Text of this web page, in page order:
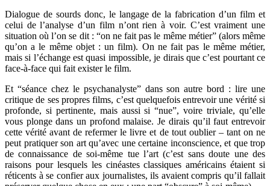
Dialogue de sourds donc, le langage de la fabrication d’un film et
celui de l’analyse d’un film n’ont rien à voir. C’est vraiment une
situation où l’on se dit : “on ne fait pas le même métier” (alors même
qu’on a le même objet : un film). On ne fait pas le même métier,
mais si l’échange est quasi impossible, je dirais que c’est pourtant ce
face-à-face qui fait exister le film.
Et “séance chez le psychanalyste” dans son autre bord : lire une
critique de ses propres films, c’est quelquefois entrevoir une vérité si
profonde, si pertinente, mais aussi si “nue”, voire triviale, qu’elle
vous plonge dans un profond malaise. Je dirais qu’il faut entrevoir
cette vérité avant de refermer le livre et de tout oublier – tant on ne
peut pratiquer son art qu’avec une certaine inconscience, et que trop
de connaissance de soi-même tue l’art (c’est sans doute une des
raisons pour lesquels les cinéastes classiques américains étaient si
réticents à se confier aux journalistes, ils avaient compris qu’il fallait